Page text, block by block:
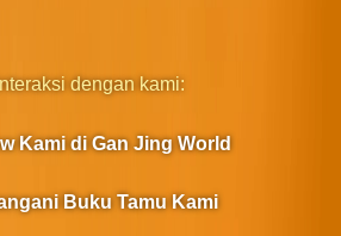
dengan kami:
Kami di Gan Jing World
Buku Tamu Kami